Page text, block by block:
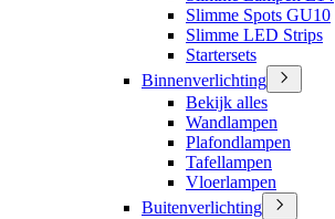
Slimme Spots GU10
Slimme LED Strips
Startersets
Binnenverlichting
Bekijk alles
Wandlampen
Plafondlampen
Tafellampen
Vloerlampen
Buitenverlichting